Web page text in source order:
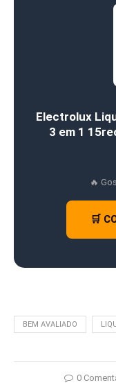
Electrolux
3 em 1
🔥
🛒
BEM AVALIADO
0